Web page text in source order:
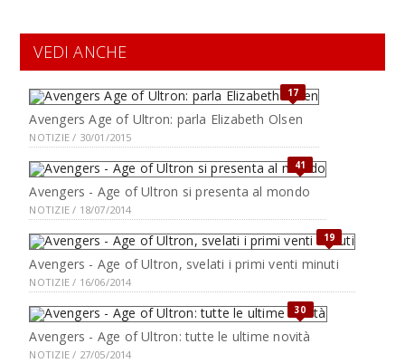
VEDI ANCHE
17
Avengers Age of Ultron: parla Elizabeth Olsen
NOTIZIE / 30/01/2015
41
Avengers - Age of Ultron si presenta al mondo
NOTIZIE / 18/07/2014
19
Avengers - Age of Ultron, svelati i primi venti minuti
NOTIZIE / 16/06/2014
30
Avengers - Age of Ultron: tutte le ultime novità
NOTIZIE / 27/05/2014